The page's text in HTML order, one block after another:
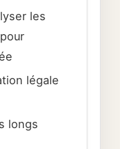
les
légale
longs